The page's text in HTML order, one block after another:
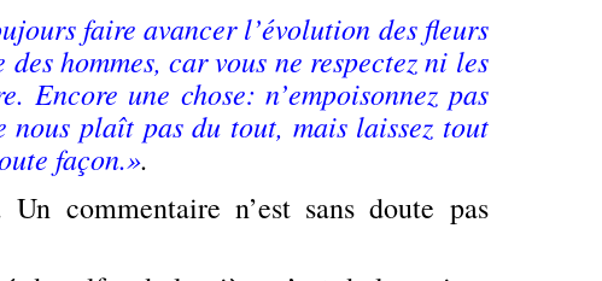
faire avancer l’évolution des fleurs
hommes, car vous ne respectez ni les
Encore une chose: n’empoisonnez pas
nous plaît pas du tout, mais laissez tout
façon.».
commentaire n’est sans doute pas